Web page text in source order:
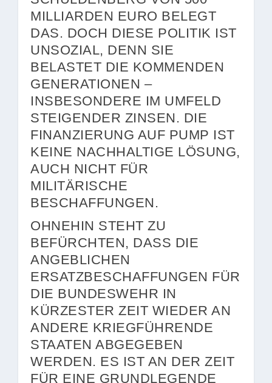
MILLIARDEN EURO BELEGT
DAS. DOCH DIESE POLITIK IST
UNSOZIAL, DENN SIE
BELASTET DIE KOMMENDEN
GENERATIONEN –
INSBESONDERE IM UMFELD
STEIGENDER ZINSEN. DIE
FINANZIERUNG AUF PUMP IST
KEINE NACHHALTIGE LÖSUNG,
AUCH NICHT FÜR
MILITÄRISCHE
BESCHAFFUNGEN.
OHNEHIN STEHT ZU
BEFÜRCHTEN, DASS DIE
ANGEBLICHEN
ERSATZBESCHAFFUNGEN FÜR
DIE BUNDESWEHR IN
KÜRZESTER ZEIT WIEDER AN
ANDERE KRIEGFÜHRENDE
STAATEN ABGEGEBEN
WERDEN. ES IST AN DER ZEIT
FÜR EINE GRUNDLEGENDE